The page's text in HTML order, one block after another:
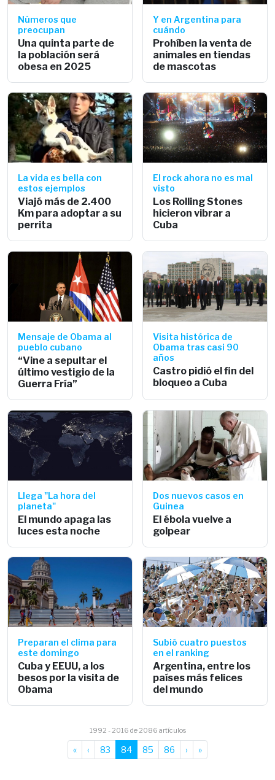
Números que
preocupan
Una quinta parte de
la población será
obesa en 2025
Y en Argentina para
cuándo
Prohíben la venta de
animales en tiendas
de mascotas
La vida es bella con
estos ejemplos
Viajó más de 2.400
Km para adoptar a su
perrita
El rock ahora no es mal
visto
Los Rolling Stones
hicieron vibrar a
Cuba
Mensaje de Obama al
pueblo cubano
“Vine a sepultar el
último vestigio de la
Guerra Fría”
Visita histórica de
Obama tras casi 90
años
Castro pidió el fin del
bloqueo a Cuba
Llega "La hora del
planeta"
El mundo apaga las
luces esta noche
Dos nuevos casos en
Guinea
El ébola vuelve a
golpear
Preparan el clima para
este domingo
Cuba y EEUU, a los
besos por la visita de
Obama
Subió cuatro puestos
en el ranking
Argentina, entre los
países más felices
del mundo
1992 - 2016 de 2086 artículos
« ‹ 83 84 85 86 › »